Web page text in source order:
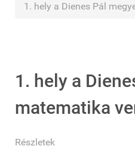
1. hely a Dienes Pál
1. hely a
matematika
Részletek